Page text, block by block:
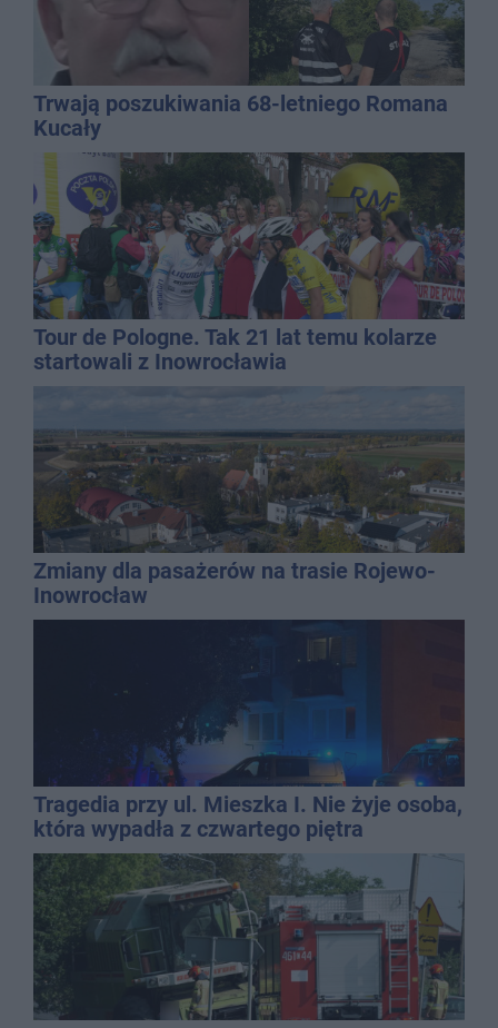
Trwają poszukiwania 68-letniego Romana
Kucały
Tour de Pologne. Tak 21 lat temu kolarze
startowali z Inowrocławia
Zmiany dla pasażerów na trasie Rojewo-
Inowrocław
Tragedia przy ul. Mieszka I. Nie żyje osoba,
która wypadła z czwartego piętra